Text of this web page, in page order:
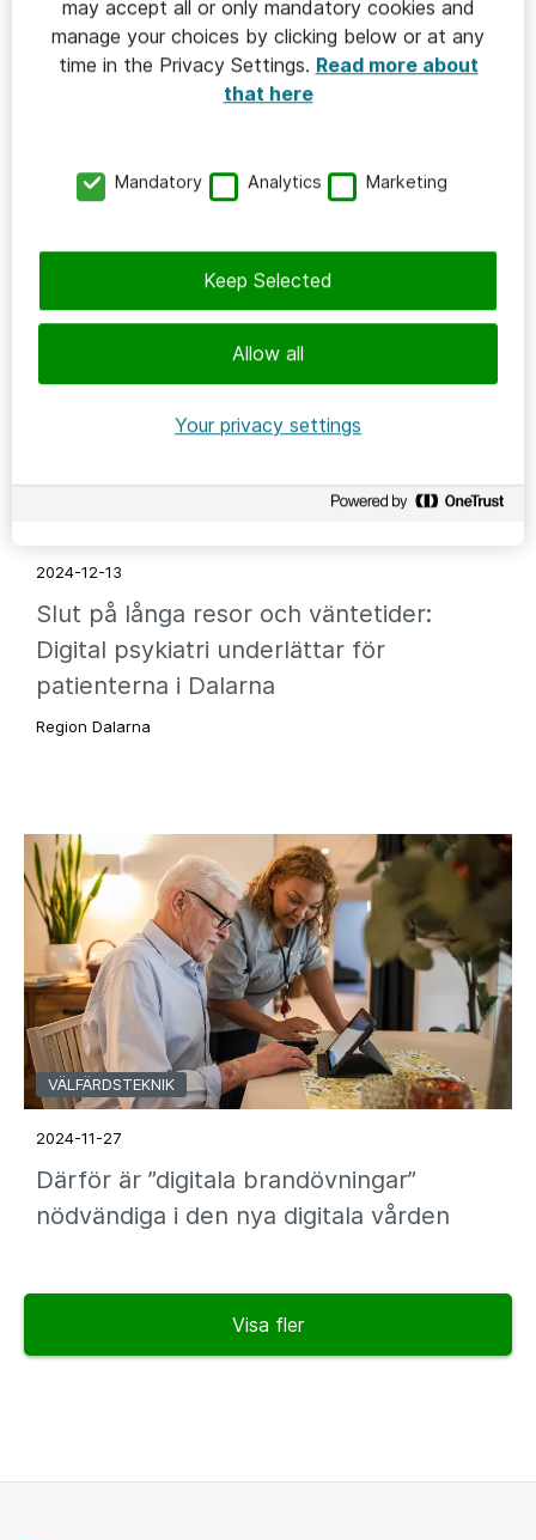
2025-03-17 / Terese Rehn
MVTe: Cyberattack-övning, AI-hackaton
äldreomsorg
2024-12-13
Slut på långa resor och väntetider:
Digital psykiatri underlättar för
patienterna i Dalarna
Region Dalarna
VÄLFÄRDSTEKNIK
2024-11-27
Därför är ”digitala brandövningar”
nödvändiga i den nya digitala vården
Visa fler
may accept all or only mandatory cookies and
manage your choices by clicking below or at any
time in the Privacy Settings. Read more about
that here
Mandatory Analytics Marketing
Allow all
Keep Selected
Your privacy settings